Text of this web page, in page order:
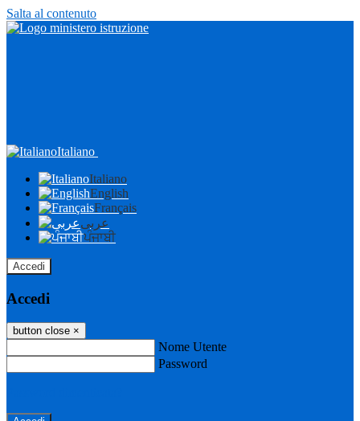
Salta al contenuto
Italiano
Italiano
English
Français
عربى
ਪੰਜਾਬੀ
Accedi
Accedi
button close ×
Nome Utente
Password